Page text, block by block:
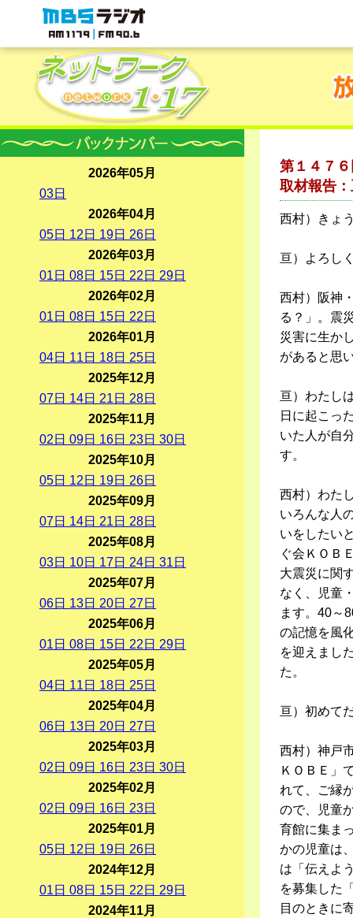
MBSラジオ 1179|FM90.6
第１４７
取材報告
西村）きょ
亘）よろし
西村）阪神
る？」。震
災害に生か
があると思
亘）わたし
日に起こっ
いた人が自
す。
西村）わた
いろんな人
いをしたい
ぐ会ＫＯＢ
大震災に関
なく、児童
ます。40～
の記憶を風
を迎えまし
た。
亘）初めて
西村）神戸
ＫＯＢＥ」
れて、ご縁
ので、児童
育館に集ま
かの児童は
は「伝えよ
を募集した
目のときに
2026年05月
03日
2026年04月
05日 12 日 19日 26日
2026年03月
01 日 08日 15日 22 日 29日
2026年02月
01 日 08日 15日 22 日
2026年01月
04日 11 日 18日 25日
2025年12月
07日 14日 21 日 28日
2025年11月
02 日 09日 16日 23日 30日
2025年10月
05日 12 日 19日 26日
2025年09月
07日 14日 21 日 28日
2025年08月
03日 10日 17日 24日 31 日
2025年07月
06日 13日 20日 27日
2025年06月
01 日 08日 15日 22 日 29日
2025年05月
04日 11 日 18日 25日
2025年04月
06日 13日 20日 27日
2025年03月
02 日 09日 16日 23日 30日
2025年02月
02 日 09日 16日 23日
2025年01月
05日 12 日 19日 26日
2024年12月
01 日 08日 15日 22 日 29日
2024年11月